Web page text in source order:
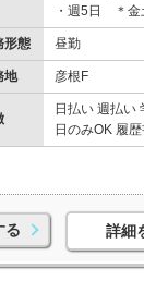
・週5日 ＊
形態 昼勤
地 彦根F
日払い 週払い
日のみOK 履
る 詳細